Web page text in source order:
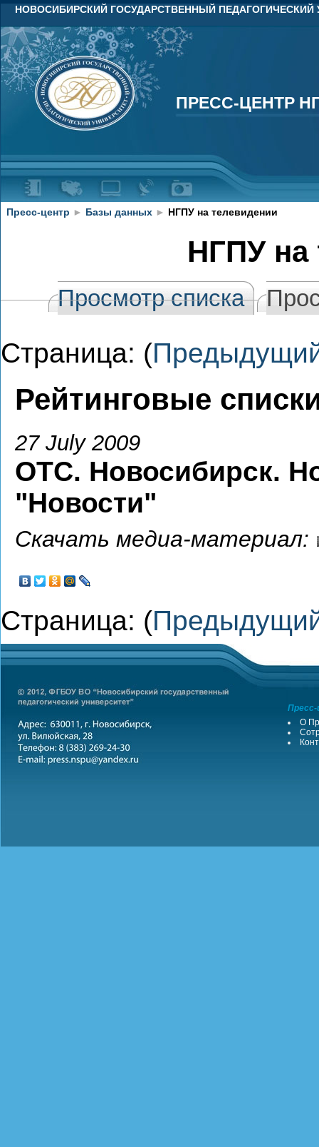
НОВОСИБИРСКИЙ ГОСУДАРСТВЕННЫЙ ПЕДАГОГИЧЕСКИЙ
ПРЕСС-ЦЕНТР
ПРЕСС-ЦЕНТР
Пресс-центр ► Базы данных ► НГПУ на телевидении
НГПУ на
Просмотр списка
Страница: (
Рейтинговые
27 July 2009
ОТС. Новосибирск.
"Новости"
Скачать медиа-материал:
Страница: (
О